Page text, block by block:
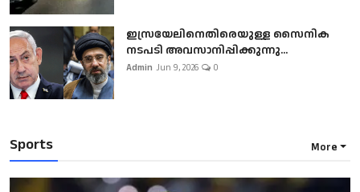
ഇസ്രയേലിനെതിരെയുള്ള സൈനിക
നടപടി അവസാനിപ്പിക്കുന്നു...
Admin Jun 9, 2026 0
Sports More